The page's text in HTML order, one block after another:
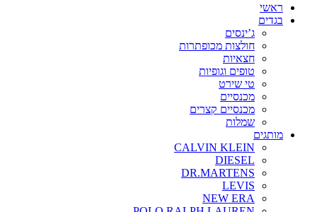
ראשי
בגדים
ג’ינסים
חולצות מכופתרות
חצאיות
טופים וגופיות
טי שירט
מכנסיים
מכנסיים קצרים
שמלות
מותגים
CALVIN KLEIN
DIESEL
DR.MARTENS
LEVIS
NEW ERA